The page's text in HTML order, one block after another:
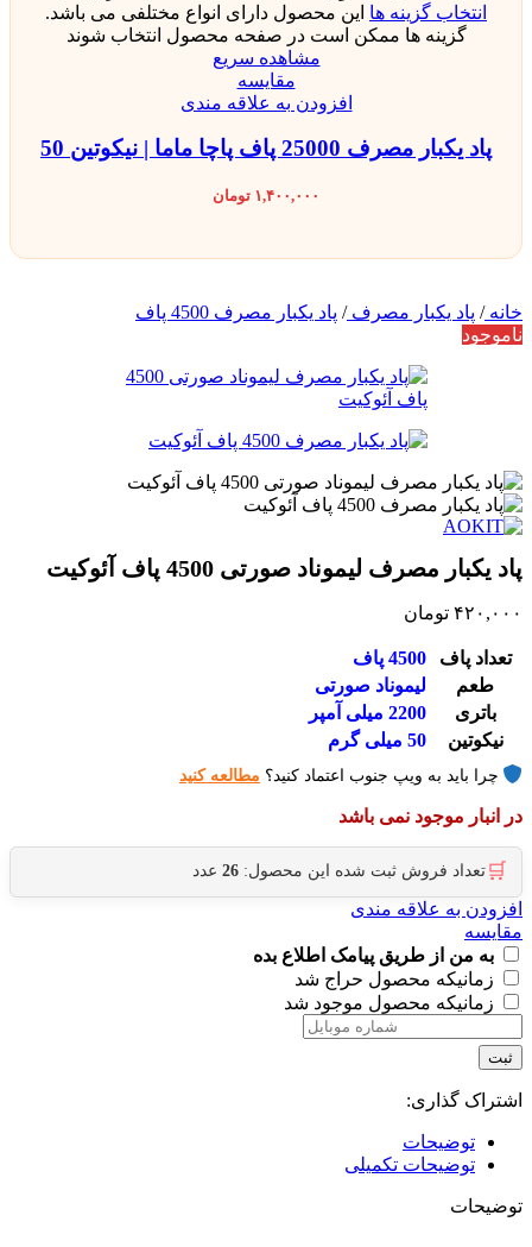
انتخاب گزینه ها این محصول دارای انواع مختلفی می باشد.
گزینه ها ممکن است در صفحه محصول انتخاب شوند
مشاهده سریع
مقایسه
افزودن به علاقه مندی
پاد یکبار مصرف 25000 پاف پاچا ماما | نیکوتین 50
۱,۴۰۰,۰۰۰ تومان
خانه/ پاد یکبار مصرف/ پاد یکبار مصرف 4500 پاف
ناموجود
پاد یکبار مصرف لیموناد صورتی 4500 پاف آئوکیت
۴۲۰,۰۰۰ تومان
تعداد پاف
4500 پاف
طعم
لیموناد صورتی
باتری
2200 میلی آمپر
نیکوتین
50 میلی گرم
چرا باید به ویپ جنوب اعتماد کنید؟ مطالعه کنید
در انبار موجود نمی باشد
🛒 تعداد فروش ثبت شده این محصول: 26 عدد
افزودن به علاقه مندی
مقایسه
به من از طریق پیامک اطلاع بده
زمانیکه محصول حراج شد
زمانیکه محصول موجود شد
ثبت
اشتراک گذاری:
توضیحات
توضیحات تکمیلی
توضیحات